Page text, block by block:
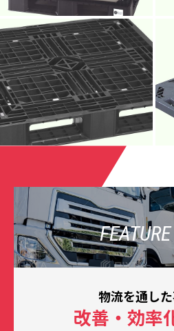
FEATURE
物流を通し
改善・効率